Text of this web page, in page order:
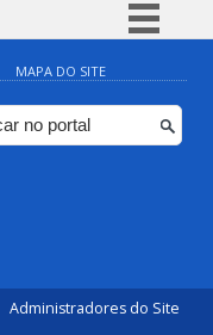
Simplifique!
Comunica BR
Participe
MAPA DO SITE
Administradores do Site